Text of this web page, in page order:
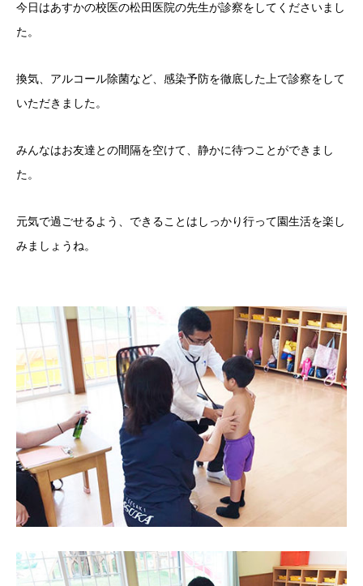
今日はあすかの校医の松田医院の先生が診察をしてくださいまし
た。
換気、アルコール除菌など、感染予防を徹底した上で診察をして
いただきました。
みんなはお友達との間隔を空けて、静かに待つことができまし
た。
元気で過ごせるよう、できることはしっかり行って園生活を楽し
みましょうね。